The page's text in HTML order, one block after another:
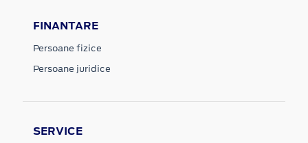
FINANTARE
Persoane fizice
Persoane juridice
SERVICE